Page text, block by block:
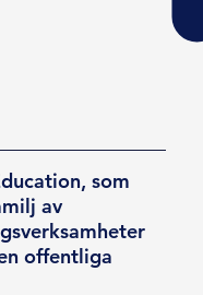
som
av
offentliga